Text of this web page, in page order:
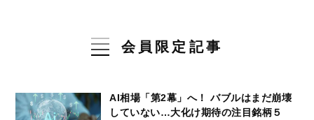
会員限定記事
AI相場「第2幕」へ！ バブルはまだ崩壊
していない…大化け期待の注目銘柄５